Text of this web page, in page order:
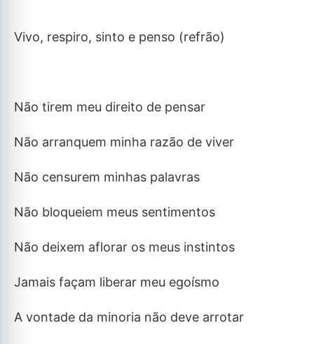
Vivo, respiro, sinto e penso (refrão)
Não tirem meu direito de pensar
Não arranquem minha razão de viver
Não censurem minhas palavras
Não bloqueiem meus sentimentos
Não deixem aflorar os meus instintos
Jamais façam liberar meu egoísmo
A vontade da minoria não deve arrotar